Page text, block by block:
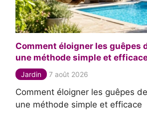
Comment éloigner les guêpes
une méthode simple et
Jardin 7 août 2026
Comment éloigner les guêpes
une méthode simple et efficace